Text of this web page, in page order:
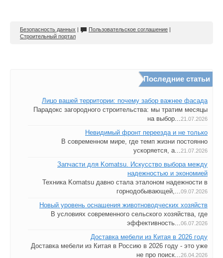
Безопасность данных | Пользовательское соглашение |
Строительный портал
Последние статьи
Лицо вашей территории: почему забор важнее фасада
Парадокс загородного строительства: мы тратим месяцы
на выбор...21.07.2026
Невидимый фронт переезда и не только
В современном мире, где темп жизни постоянно
ускоряется, а...21.07.2026
Запчасти для Komatsu. Искусство выбора между
надежностью и экономией
Техника Komatsu давно стала эталоном надежности в
горнодобывающей,...09.07.2026
Новый уровень оснащения животноводческих хозяйств
В условиях современного сельского хозяйства, где
эффективность...06.07.2026
Доставка мебели из Китая в 2026 году
Доставка мебели из Китая в Россию в 2026 году - это уже
не про поиск...26.04.2026